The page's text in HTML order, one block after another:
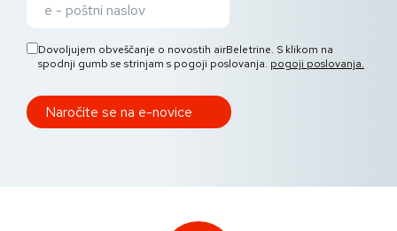
Dovoljujem obveščanje o novostih airBeletrine. S klikom na
spodnji gumb se strinjam s pogoji poslovanja. pogoji poslovanja.